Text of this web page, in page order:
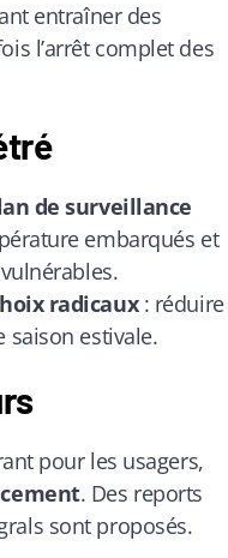
entraîner des
l’arrêt complet des
de surveillance
embarqués et
radicaux: réduire
saison estivale.
pour les usagers,
. Des reports
sont proposés.